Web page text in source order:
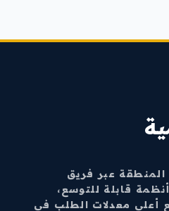
عبر فريق
قابلة للتوسع،
أعلى معدلات الطلب في